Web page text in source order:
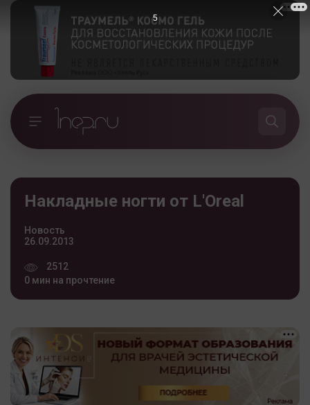
Накладные ногти от L'Oreal
Новость
26.09.2013
2512
0 мин на прочтение
5